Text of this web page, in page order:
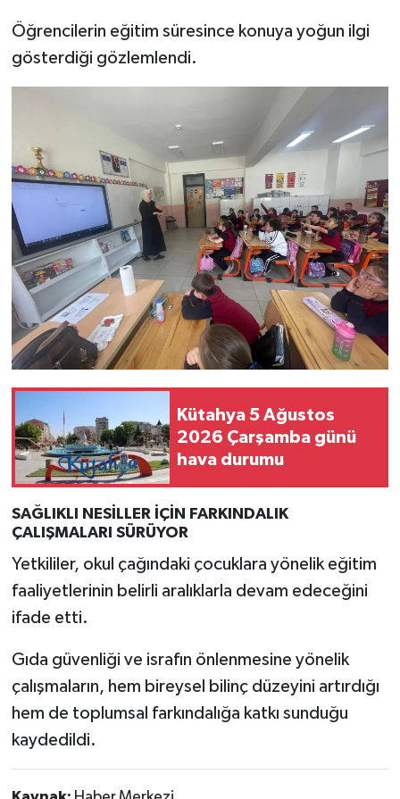
Öğrencilerin eğitim süresince konuya yoğun ilgi
gösterdiği gözlemlendi.
Kütahya 5 Ağustos
2026 Çarşamba günü
hava durumu
SAĞLIKLI NESİLLER İÇİN FARKINDALIK
ÇALIŞMALARI SÜRÜYOR
Yetkililer, okul çağındaki çocuklara yönelik eğitim
faaliyetlerinin belirli aralıklarla devam edeceğini
ifade etti.
Gıda güvenliği ve israfın önlenmesine yönelik
çalışmaların, hem bireysel bilinç düzeyini artırdığı
hem de toplumsal farkındalığa katkı sunduğu
kaydedildi.
Video Galeri
Yemek Tarifleri